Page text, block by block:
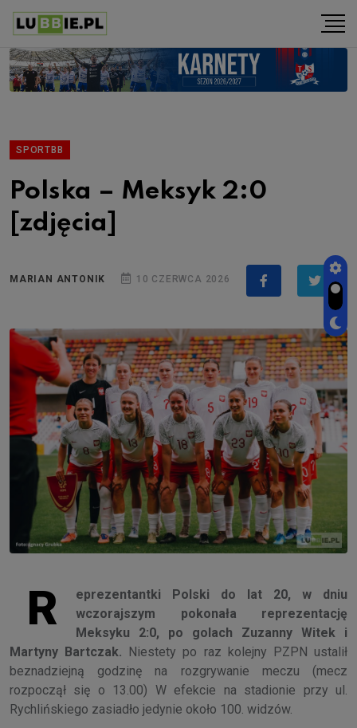
SPORTBB
Polska – Meksyk 2:0
[zdjęcia]
MARIAN ANTONIK 10 CZERWCA 2026
R
eprezentantki Polski do lat 20, w dniu
wczorajszym pokonała reprezentację
Meksyku 2:0, po golach Zuzanny Witek i
Martyny Bartczak. Niestety po raz kolejny PZPN ustalił
beznadziejną godzinę na rozgrywanie meczu (mecz
rozpoczął się o 13.00) W efekcie na stadionie przy ul.
Rychlińskiego zasiadło jedynie około 100. widzów.